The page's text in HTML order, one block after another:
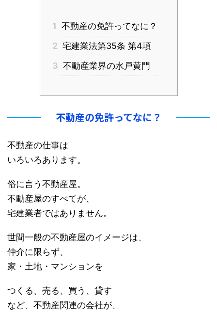
1 不動産の免許ってなに？
2 宅建業法第35条 第4項
3 不動産業界の水戸黄門
不動産の免許ってなに？
不動産の仕事は
いろいろあります。
俗に言う不動産屋。
不動産屋のすべてが、
宅建業者ではありません。
世間一般の不動産屋のイメージは、
仲介に限らず、
家・土地・マンションを
つくる、売る、買う、貸す
など、不動産関連の会社が、